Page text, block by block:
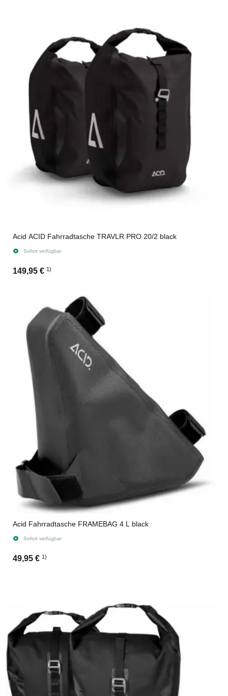
Acid ACID Fahrradtasche TRAVLR PRO 20/2 black
Sofort verfügbar
149,95 € 1)
Acid Fahrradtasche FRAMEBAG 4 L black
Sofort verfügbar
49,95 € 1)